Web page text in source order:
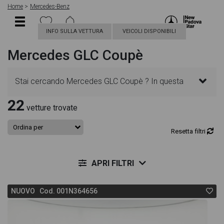
Home Mercedes-Benz
INFO SULLA VETTURA VEICOLI DISPONIBILI
Mercedes GLC Coupè
Stai cercando Mercedes GLC Coupè ? In questa
pagina troverai le migliori offerte per acquistare un
veicolo Mercedes nuovo. Le schede veicolo sono
sono presenti informazioni essenziali come
22 vetture trovate
Resetta filtri
APRI FILTRI
NUOVO Cod. 001N364656